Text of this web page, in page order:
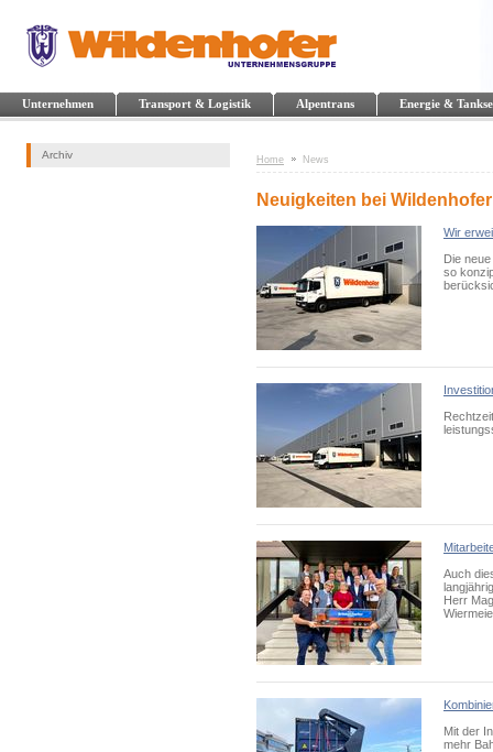
Unternehmen Transport & Logistik Alpentrans Energie &
Archiv Home News
Neuigkeiten bei Wildenhofer
Wir
Die
so
Auch
Herr
Mit der
mehr